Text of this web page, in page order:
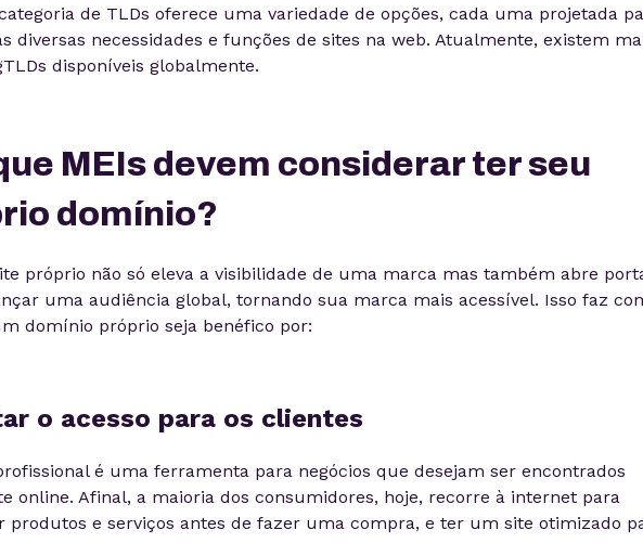
de TLDs oferece uma variedade de opções, cada uma projetada
diversas necessidades e funções de sites na web. Atualmente, existem
disponíveis globalmente.
MEIs devem considerar ter seu
domínio?
próprio não só eleva a visibilidade de uma marca mas também abre
uma audiência global, tornando sua marca mais acessível. Isso faz
domínio próprio seja benéfico por:
o acesso para os clientes
é uma ferramenta para negócios que desejam ser encontrados
online. Afinal, a maioria dos consumidores, hoje, recorre à internet para
produtos e serviços antes de fazer uma compra, e ter um site otimizado